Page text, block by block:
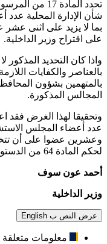
شأن الإدارة المحلية
بما لا يزيد على اثنى عشر
على اقتراح وزير الداخلية.
واذا كان التحديد
بالعناصر والكفايات
بالمتهمين بشؤون
المجالس المذكورة.
وتحقيقا لهذا الغرض فقد
عدد أعضاء المجلس
وعشرين عضوا على أن
لحكم المادة 64 من الدستور.
أحمد عون سوف
وزير الداخلية
عرض النص ب English
معلومات متعلقة